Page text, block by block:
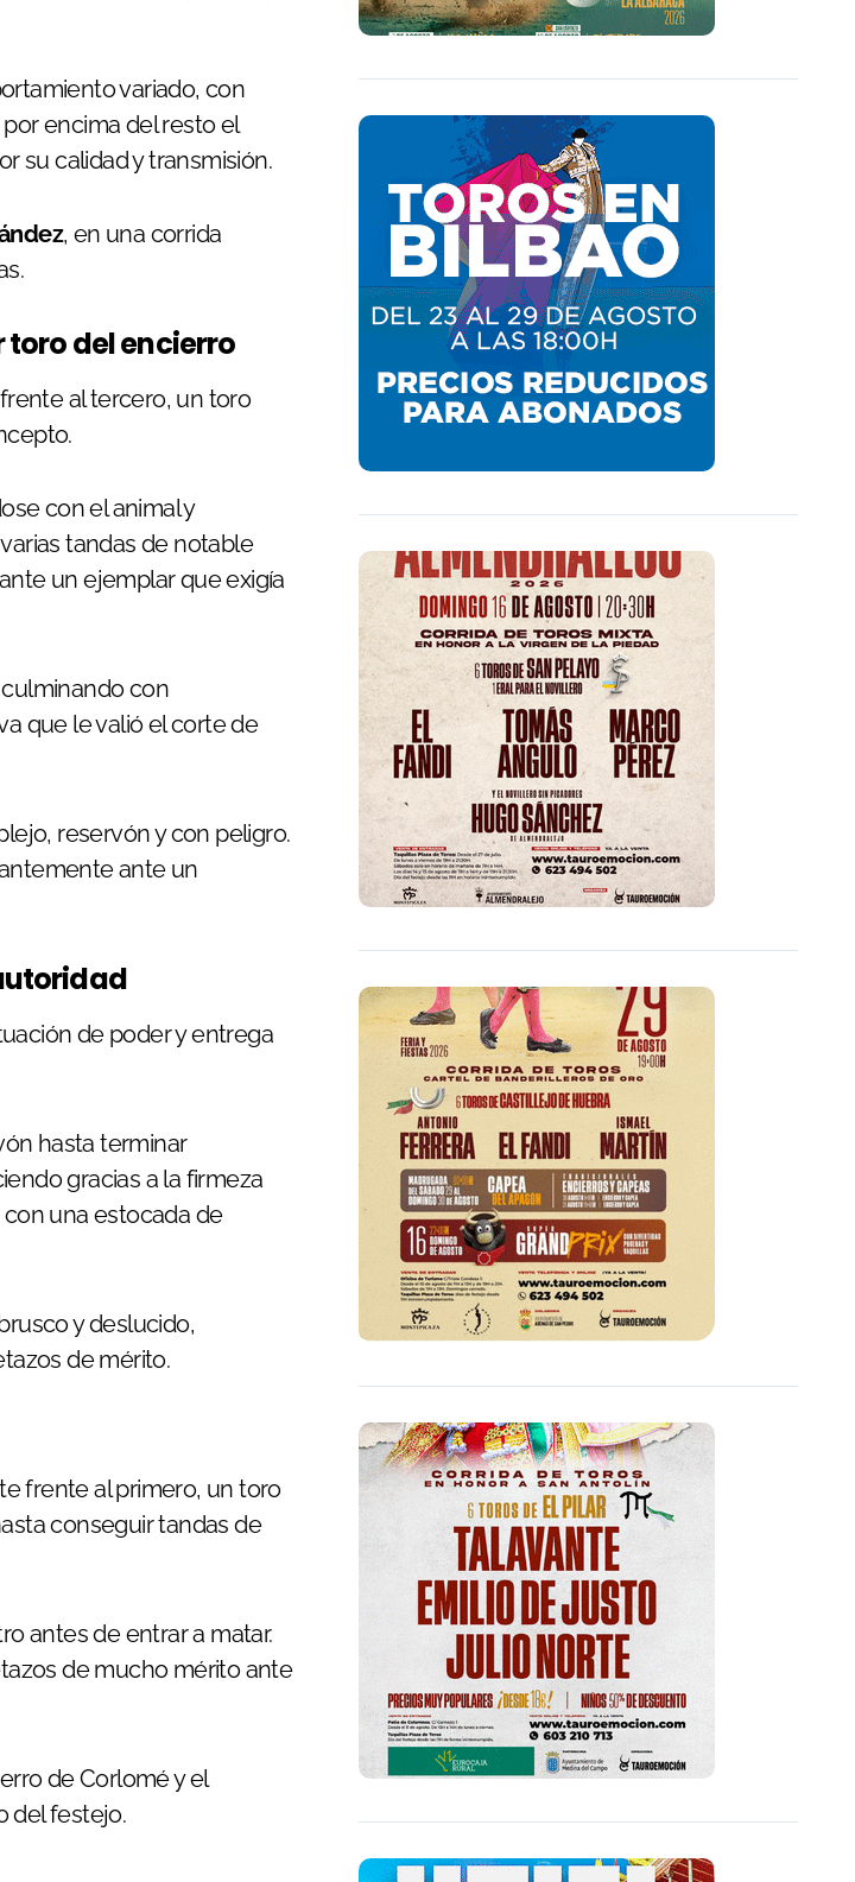
variado, con
encima del resto el
su calidad y transmisión.
, en una corrida
del encierro
al tercero, un toro
con el animal y
tandas de notable
un ejemplar que exigía
con
que le valió el corte de
reservón y con peligro.
ante un
de poder y entrega
hasta terminar
gracias a la firmeza
una estocada de
y deslucido,
de mérito.
frente al primero, un toro
conseguir tandas de
antes de entrar a matar.
de mucho mérito ante
de Corlomé y el
del festejo.